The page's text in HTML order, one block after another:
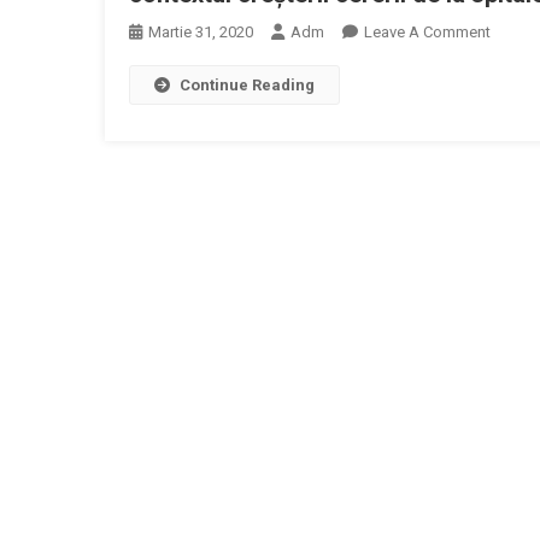
Martie 31, 2020 Adm Leave A CommentOn
Continue Reading